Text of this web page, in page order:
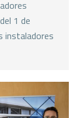
1 de
instaladores